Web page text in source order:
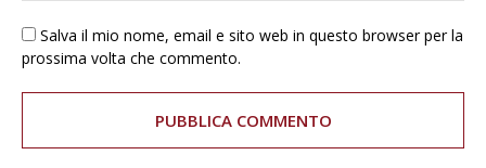
Salva il mio nome, email e sito web in questo browser per la
prossima volta che commento.